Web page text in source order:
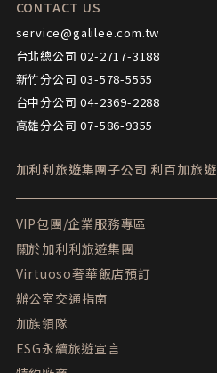
CONTACT US
service@galilee.com.tw
台北總公司 02-2717-3188
新竹分公司 03-578-5555
台中分公司 04-2369-2288
高雄分公司 07-586-9355
加利利旅遊集團子公司 利百加旅遊
VIP包團/企業服務專區
關於加利利旅遊集團
Virtuoso奢華飯店預訂
辦公室交通指南
加族領隊
ESG永續旅遊宣言